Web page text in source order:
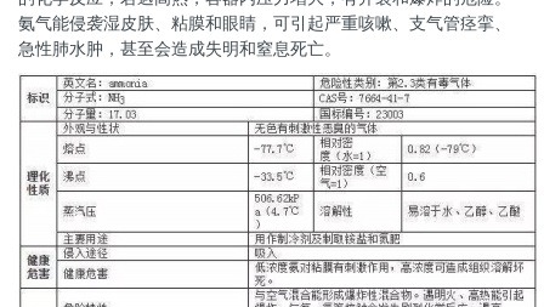
氨气能侵袭湿皮肤、粘膜和眼睛，可引起严重咳嗽、支气管痉挛、
急性肺水肿，甚至会造成失明和窒息死亡。